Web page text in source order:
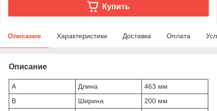
Купить
Описание Характеристики Доставка Оплата
Описание
A Длина
463 мм
B
Ширина
200 мм